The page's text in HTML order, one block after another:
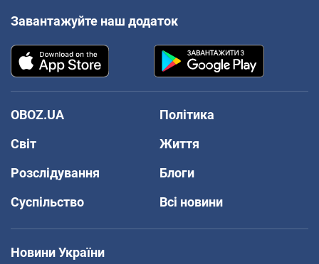
Завантажуйте наш додаток
OBOZ.UA
Політика
Світ
Життя
Розслідування
Блоги
Суспільство
Всі новини
Новини України